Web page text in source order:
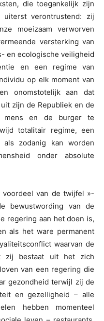
die toegankelijk zijn
verontrustend: zij
moeizaam verworven
versterking van
en ecologische veiligheid
en een regime van
op elk moment van
onomstotelijk aan dat
zijn de Republiek en de
mens en de burger te
totalitair regime, een
zodanig kan worden
onder absolute
van de twijfel »-
bewustwording van de
regering aan het doen is,
als het ware permanent
waarvan de
zij bestaat uit het zich
van een regering die
gezondheid terwijl zij de
en gezelligheid – alle
hebben momenteel